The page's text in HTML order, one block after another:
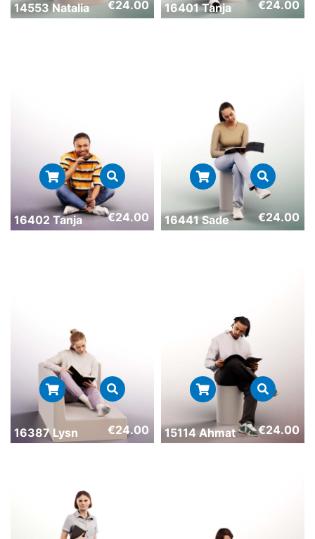
14553 Natalia €24.00 16401 Tanja €24.00
16402 Tanja €24.00 16441 Sade €24.00
16387 Lysn €24.00 15114 Ahmat €24.00